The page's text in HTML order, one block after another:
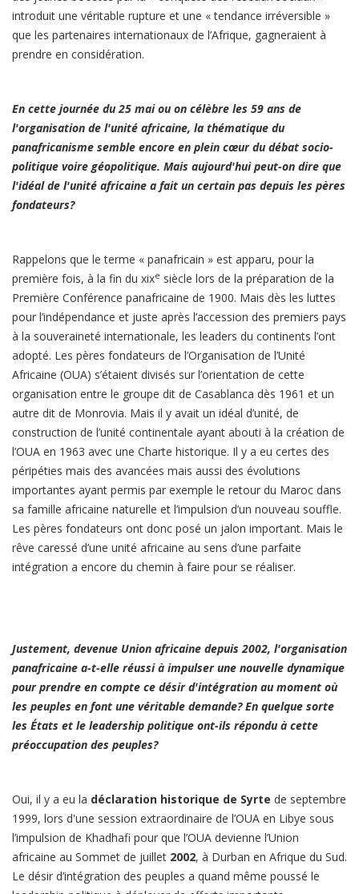
introduit une véritable rupture et une « tendance irréversible »
que les partenaires internationaux de l’Afrique, gagneraient à
prendre en considération.
En cette journée du 25 mai ou on célèbre les 59 ans de
l'organisation de l'unité africaine, la thématique du
panafricanisme semble encore en plein cœur du débat socio-
politique voire géopolitique. Mais aujourd'hui peut-on dire que
l'idéal de l'unité africaine a fait un certain pas depuis les pères
fondateurs?
Rappelons que le terme « panafricain » est apparu, pour la
première fois, à la fin du xixe siècle lors de la préparation de la
Première Conférence panafricaine de 1900. Mais dès les luttes
pour l’indépendance et juste après l’accession des premiers pays
à la souveraineté internationale, les leaders du continents l’ont
adopté. Les pères fondateurs de l’Organisation de l’Unité
Africaine (OUA) s’étaient divisés sur l’orientation de cette
organisation entre le groupe dit de Casablanca dès 1961 et un
autre dit de Monrovia. Mais il y avait un idéal d’unité, de
construction de l’unité continentale ayant abouti à la création de
l’OUA en 1963 avec une Charte historique. Il y a eu certes des
péripéties mais des avancées mais aussi des évolutions
importantes ayant permis par exemple le retour du Maroc dans
sa famille africaine naturelle et l’impulsion d’un nouveau souffle.
Les pères fondateurs ont donc posé un jalon important. Mais le
rêve caressé d’une unité africaine au sens d’une parfaite
intégration a encore du chemin à faire pour se réaliser.
Justement, devenue Union africaine depuis 2002, l'organisation
panafricaine a-t-elle réussi à impulser une nouvelle dynamique
pour prendre en compte ce désir d'intégration au moment où
les peuples en font une véritable demande? En quelque sorte
les États et le leadership politique ont-ils répondu à cette
préoccupation des peuples?
Oui, il y a eu la déclaration historique de Syrte de septembre
1999, lors d'une session extraordinaire de l’OUA en Libye sous
l’impulsion de Khadhafi pour que l’OUA devienne l’Union
africaine au Sommet de juillet 2002, à Durban en Afrique du Sud.
Le désir d’intégration des peuples a quand même poussé le